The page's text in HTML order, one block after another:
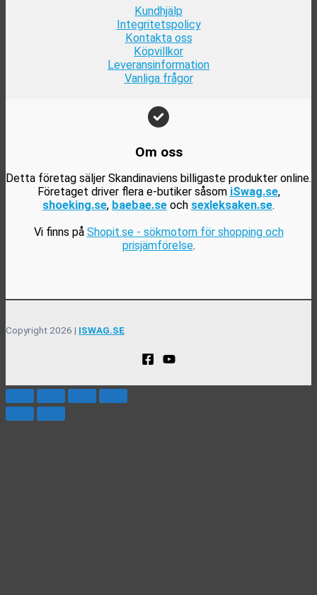
Kundhjälp
Integritetspolicy
Kontakta oss
Köpvillkor
Leveransinformation
Vanliga frågor
Om oss
Detta företag säljer Skandinaviens billigaste produkter online.
Företaget driver flera e-butiker såsom iSwag.se,
shoeking.se, baebae.se och sexleksaken.se.
Vi finns på Shopit.se - sökmotorn för shopping och
prisjämförelse.
Copyright 2026 | ISWAG.SE